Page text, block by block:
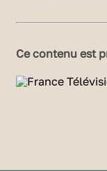
Ce contenu est